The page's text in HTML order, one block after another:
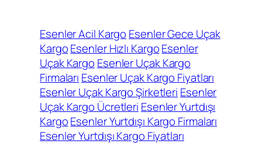
Esenler Acil Kargo Esenler Gece Uçak
KargoEsenler Hızlı KargoEsenler
Uçak Kargo Esenler Uçak Kargo
Firmaları Esenler Uçak Kargo Fiyatları
Esenler Uçak Kargo Şirketleri Esenler
Uçak Kargo Ücretleri Esenler Yurtdışı
KargoEsenler Yurtdışı Kargo Firmaları
Esenler Yurtdışı Kargo Fiyatları